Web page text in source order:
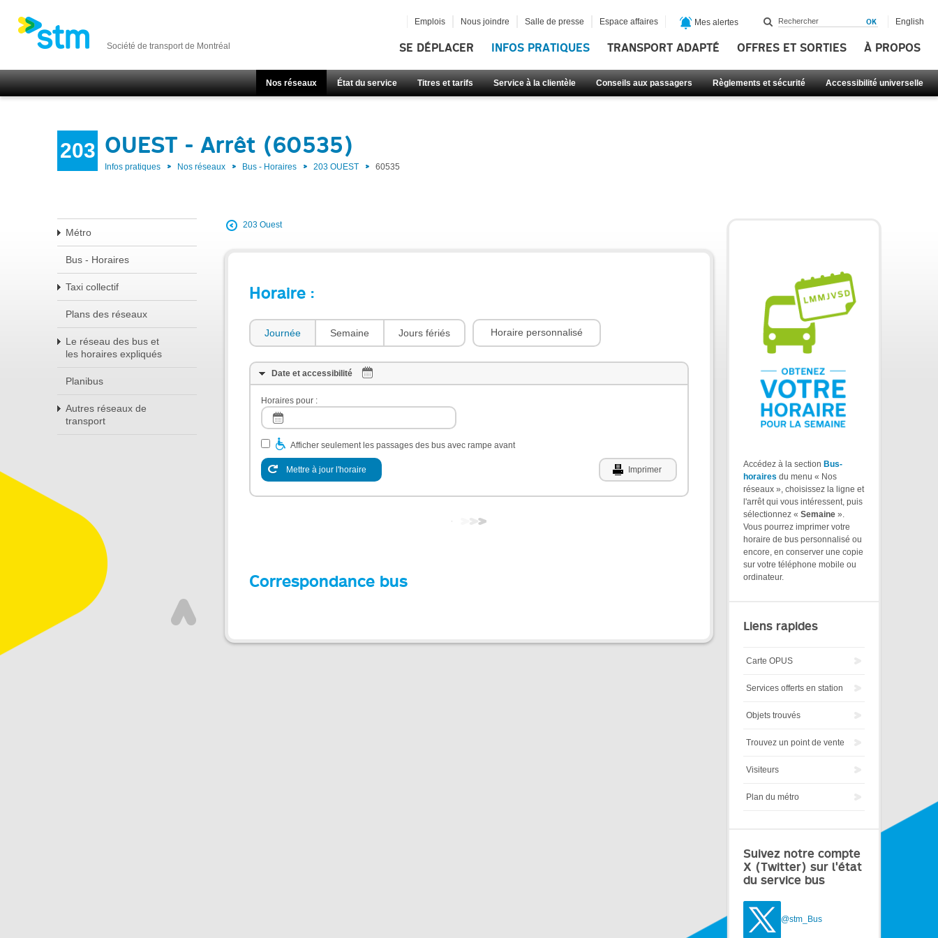
Société de transport de Montréal SE DÉPLACER INFOS PRATIQUES TRANSPORT ADAPTÉ OFFRES ET SORTIES À PROPOS
Nos réseaux État du service Titres et tarifs Service à la clientèle Conseils aux passagers Règlements et sécurité Accessibilité universelle
Emplois Nous joindre Salle de presse Espace affaires Mes alertes English
203 OUEST - Arrêt (60535)
Infos pratiques Nos réseaux Bus - Horaires 203 OUEST 60535
Métro
Bus - Horaires
Taxi collectif
Plans des réseaux
Le réseau des bus et
les horaires expliqués
Planibus
Autres réseaux de
transport
203 Ouest
Horaire :
Journée Semaine Jours fériés Horaire personnalisé
Date et accessibilité
Horaires pour :
Afficher seulement les passages des bus avec rampe avant
Mettre à jour l'horaire Imprimer
Correspondance bus
Accédez à la section Bus-
horaires du menu « Nos
réseaux », choisissez la ligne et
l'arrêt qui vous intéressent, puis
sélectionnez « Semaine ».
Vous pourrez imprimer votre
horaire de bus personnalisé ou
encore, en conserver une copie
sur votre téléphone mobile ou
ordinateur.
Liens rapides
Carte OPUS
Services offerts en station
Objets trouvés
Trouvez un point de vente
Visiteurs
Plan du métro
Suivez notre compte
X (Twitter) sur l'état
du service bus
@stm_Bus